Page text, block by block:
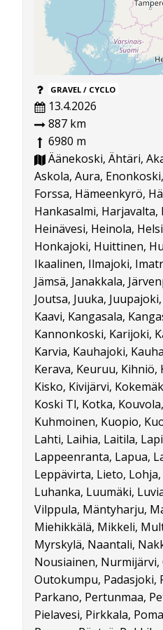
GRAVEL / CYCLO
13.4.2026
887 km
6980 m
Äänekoski, Ähtäri,
Askola, Aura,
Forssa, Hämeenkyrö,
Hankasalmi,
Heinävesi, Heinola,
Honkajoki, Huittinen,
Ikaalinen, Ilmajoki,
Jämsä, Janakkala,
Joutsa, Juuka,
Kaavi, Kangasala,
Kannonkoski, Karijoki,
Karvia, Kauhajoki,
Kerava, Keuruu,
Kisko, Kivijärvi,
Koski Tl, Kotka,
Kuhmoinen, Kuopio,
Lahti, Laihia, Laitila,
Lappeenranta, Lapua,
Leppävirta, Lieto,
Luhanka, Luumäki,
Vilppula, Mäntyharju,
Miehikkälä, Mikkeli,
Myrskylä, Naantali,
Nousiainen, Nurmijärvi,
Outokumpu, Padasjoki,
Parkano, Pertunmaa,
Pielavesi, Pirkkala,